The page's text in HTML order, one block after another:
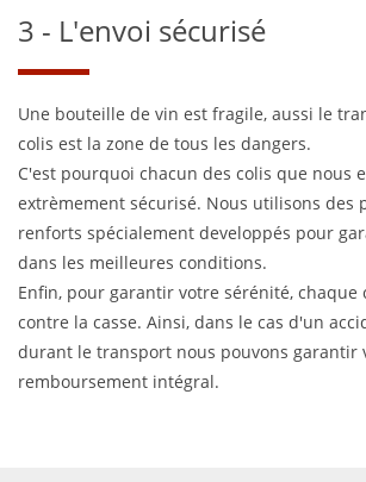
3 - L'envoi sécurisé
Une bouteille de vin est fragile, aussi le
colis est la zone de tous les dangers.
C'est pourquoi chacun des colis que nous
extrèmement sécurisé. Nous utilisons des
renforts spécialement developpés pour
dans les meilleures conditions.
Enfin, pour garantir votre sérénité, chaque
contre la casse. Ainsi, dans le cas d'un
durant le transport nous pouvons garantir
remboursement intégral.